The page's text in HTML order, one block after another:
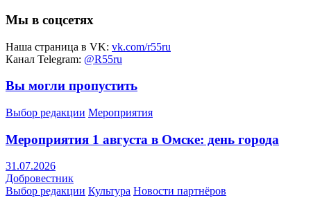
Мы в соцсетях
Наша страница в VK: vk.com/r55ru
Канал Telegram: @R55ru
Вы могли пропустить
Выбор редакции Мероприятия
Мероприятия 1 августа в Омске: день города
31.07.2026
Добровестник
Выбор редакции Культура Новости партнёров